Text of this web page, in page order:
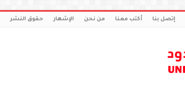
إتصل بنا أكتب معنا من نحن الإشهار حقوق النشر